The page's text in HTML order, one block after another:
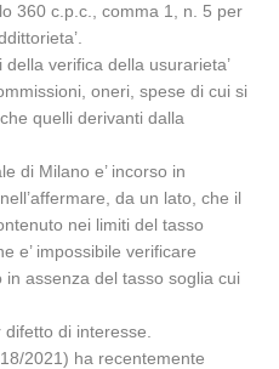
360 c.p.c., comma 1, n. 5 per
verifica della usurarieta’
oneri, spese di cui si
quelli derivanti dalla
di Milano e’ incorso in
da un lato, che il
nei limiti del tasso
e’ impossibile verificare
in assenza del tasso soglia cui
di interesse.
2021) ha recentemente